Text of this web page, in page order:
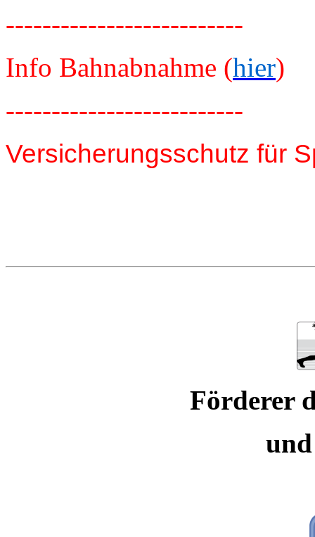
--------------------------
Info Bahnabnahme (hier)
--------------------------
Versicherungsschutz für
Förderer